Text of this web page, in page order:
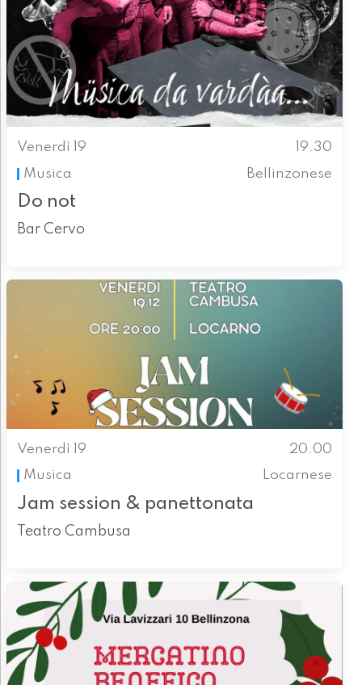
Venerdì 19
19.30
Musica
Bellinzonese
Do not
Bar Cervo
Venerdì 19
20.00
Musica
Locarnese
Jam session & panettonata
Teatro Cambusa